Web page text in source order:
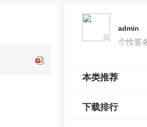
admin
个性签
本类推荐
下载排行